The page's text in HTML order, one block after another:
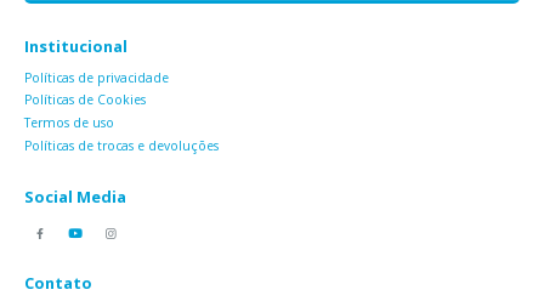
Institucional
Políticas de privacidade
Políticas de Cookies
Termos de uso
Políticas de trocas e devoluções
Social Media
Contato